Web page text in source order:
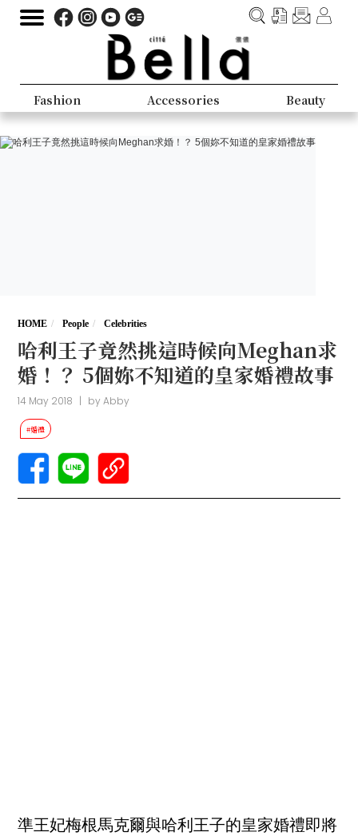
Fashion Accessories Beauty
HOME People Celebrities
哈利王子竟然挑這時候向Meghan求
婚！？ 5個妳不知道的皇家婚禮故事
14 May 2018 | byAbby
#婚禮
準王妃梅根馬克爾與哈利王子的皇家婚禮即將